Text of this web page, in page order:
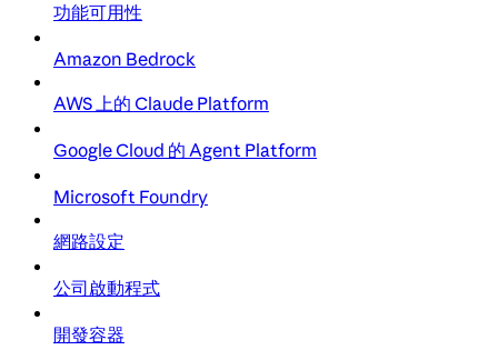
功能可用性
Amazon Bedrock
AWS 上的 Claude Platform
Google Cloud 的 Agent Platform
Microsoft Foundry
網路設定
公司啟動程式
開發容器